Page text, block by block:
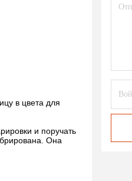
в цвета для
и поручать
Она